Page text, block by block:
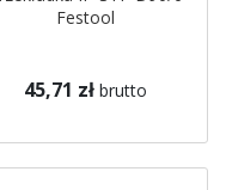
Festool
45,71 zł brutto